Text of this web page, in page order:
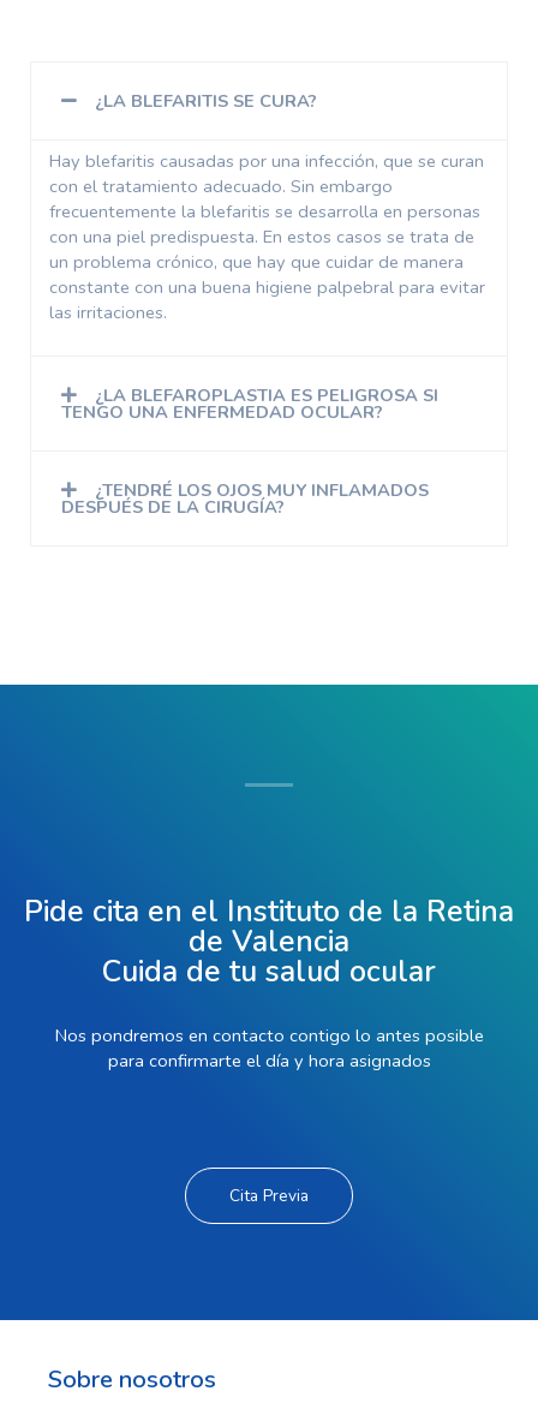
¿LA BLEFARITIS SE CURA?
Hay blefaritis causadas por una infección, que se curan
con el tratamiento adecuado. Sin embargo
frecuentemente la blefaritis se desarrolla en personas
con una piel predispuesta. En estos casos se trata de
un problema crónico, que hay que cuidar de manera
constante con una buena higiene palpebral para evitar
las irritaciones.
¿LA BLEFAROPLASTIA ES PELIGROSA SI
TENGO UNA ENFERMEDAD OCULAR?
¿TENDRÉ LOS OJOS MUY INFLAMADOS
DESPUÉS DE LA CIRUGÍA?
Pide cita en el Instituto de la Retina
de Valencia
Cuida de tu salud ocular
Nos pondremos en contacto contigo lo antes posible
para confirmarte el día y hora asignados
Cita Previa
Sobre nosotros